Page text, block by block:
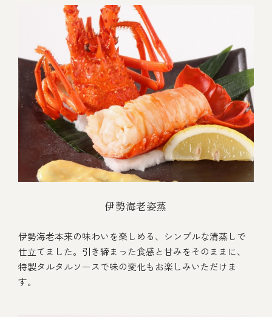
伊勢海老姿蒸
伊勢海老本来の味わいを楽しめる、シンプルな清蒸しで
仕立てました。引き締まった食感と甘みをそのままに、
特製タルタルソースで味の変化もお楽しみいただけま
す。